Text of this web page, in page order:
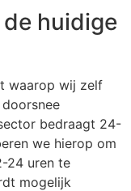
huidige
waarop wij zelf
bedraagt 24-
we hierop om
24 uren te
mogelijk